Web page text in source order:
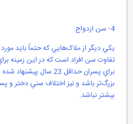
يکي ديگر از ملاک‌هايي که حتماً بايد مورد
براي پسران حداقل 23 سال
بيشتر نباشد.